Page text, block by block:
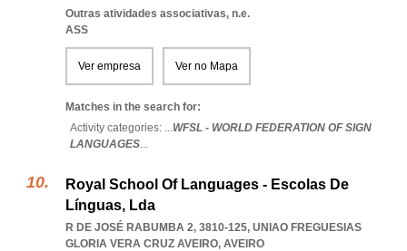
Outras atividades associativas, n.e.
ASS
Ver empresa Ver no Mapa
Matches in the search for:
Activity categories: ...WFSL - WORLD FEDERATION OF SIGN
LANGUAGES...
Royal School Of Languages - Escolas De
Línguas, Lda
R DE JOSÉ RABUMBA 2, 3810-125, UNIAO FREGUESIAS
GLORIA VERA CRUZ AVEIRO, AVEIRO